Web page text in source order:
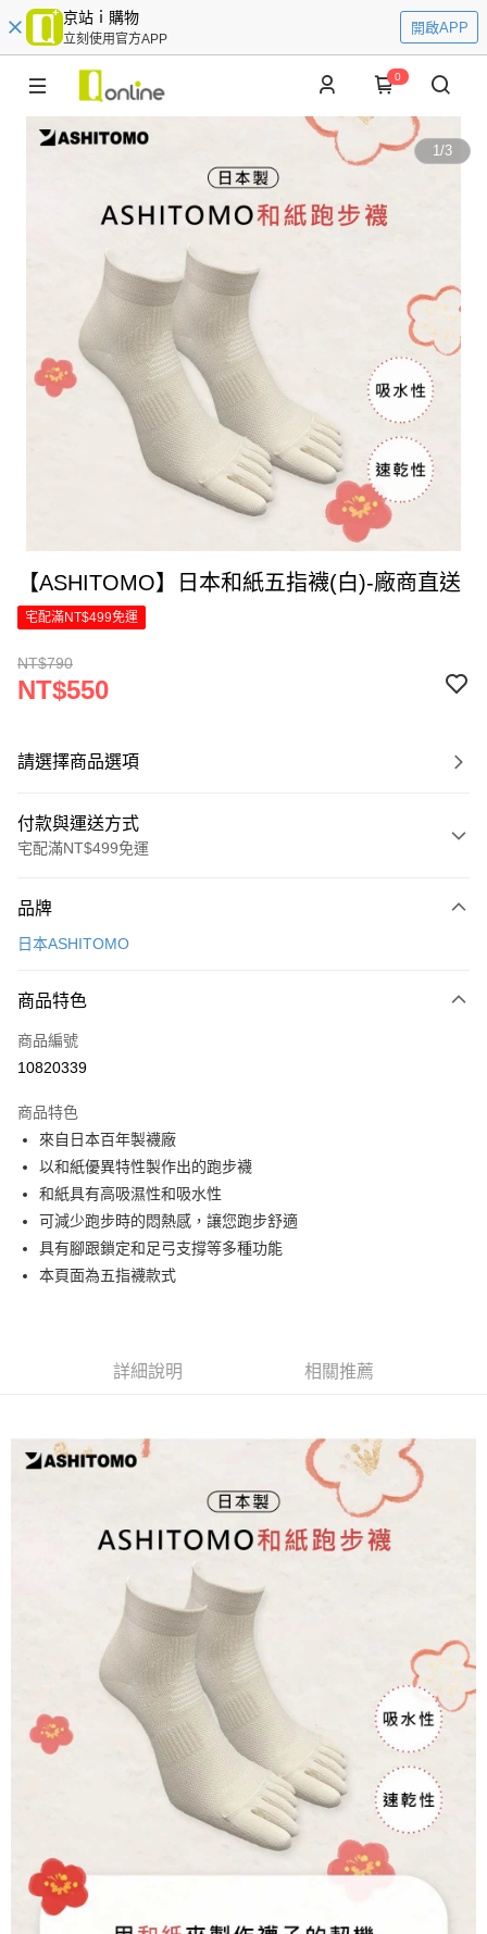
京站ｉ購物
立刻使用官方APP
開啟APP
0
1/3
【ASHITOMO】日本和紙五指襪(白)-廠商直送
宅配滿NT$499免運
NT$790
NT$550
請選擇商品選項
付款與運送方式
宅配滿NT$499免運
信用卡一次付款
6 期 0 利率 每期
合作金庫商業銀行
上海商業儲蓄銀行
臺灣中小企業銀行
匯豐（台灣）商業銀行
聯邦商業銀行
元大商業銀行
玉山商業銀行
星展（台灣）商業銀行
台灣樂天信用卡公司
LINE Pay
Apple Pay
街口支付
悠遊付
Google Pay
全盈+PAY
大哥付你分期
2.付款方式選擇「大哥付你分期」，訂單成立後會自動跳轉到大哥付的交易
4.訂單成立30分鐘內，如未前往確認交易或遇審核未通過，訂單將自動取
消。如遇「轉專審核」未通過狀況，表示未達大哥付你分期系統評分，恕無
1.分期款項不併入電信帳單，「大哥付你分期」於每月結算日後寄送繳費提
2.透過簡訊連結打開帳單後，可選擇「超商條碼／台灣大直營門市／銀行轉
帳／街口支付／iPASS MONEY」等通路繳費。
1.本服務係由「台灣大哥大股份有限公司」（以下簡稱本公司）所提供，讓
用戶於交易時，得透過本服務購買商品或服務，並由商店將買賣／分期付款
買賣價金債權讓與本公司後，依約使用本公司帳單繳交帳款。
2.基於同意付款使用「大哥付你分期」之契約關係目的，商店將以您的個人
資料（包含姓名、電話或地址）提供予台灣大哥大進項蒐集、處理及利用，
由本公司與您本人進行分期帳單所需資料之確認、核對及更正。
3.完整用戶服務條款，請詳閱以下連結：https://oppay.tw/userRule
便利好安心！
１．簡單：不需註冊會員、不需綁卡、不需儲值。
２．便利：只要手機號碼，簡訊認證，即可結帳。
３．安心：先確認商品／服務後，再付款。
【「AFTEE先享後付」結帳流程】
１．於結帳方式選擇「AFTEE先享後付」後，將跳轉至「AFTEE先享後付」
結帳頁面，進行簡訊認證並確認金額後，即可完成結帳。
２．訂單成立數日內，您將收到繳費通知簡訊。
３．收到繳費通知簡訊後14天內，點擊此簡訊中的連結，可透過四大超商／
ATM／網路銀行／等多元方式進行付款，方視為交易完成。
※ 請注意：結帳手續完成當下不需立刻繳費，但若您需要取消訂單，請聯絡
購買商品的店家。未經商家同意取消之訂單仍視為有效，需透過AFTEE先享
後付繳納相關費用。
※ 交易是否成功請以「AFTEE先享後付 」之結帳頁面顯示為準，若有關於
是否繳費成功／繳費後需取消欲退款等相關疑問，請聯繫「AFTEE先享後付
客戶支援中心」
https://netprotections.freshdesk.com/support/home
１．透過由恩沛科技股份有限公司提供之「AFTEE先享後付」服務完成之交
易，需依本服務之必要範圍內提供個人資料，並將交易相關給付款項請求債
２．關於個人資料處理事宜，請瀏覽以下網址：
https://aftee.tw/terms/#terms3
３．未成年的使用者請事先徵得法定代理人或監護人之同意方可使用
「AFTEE先享後付」，若未經同意申辦者引起之損失，本公司不負相關責
運送方式
每筆NT$100，滿NT$499(含以上)免運費
品牌
日本ASHITOMO
商品特色
商品編號
10820339
商品特色
來自日本百年製襪廠
以和紙優異特性製作出的跑步襪
和紙具有高吸濕性和吸水性
可減少跑步時的悶熱感，讓您跑步舒適
具有腳跟鎖定和足弓支撐等多種功能
本頁面為五指襪款式
詳細說明 相關推薦